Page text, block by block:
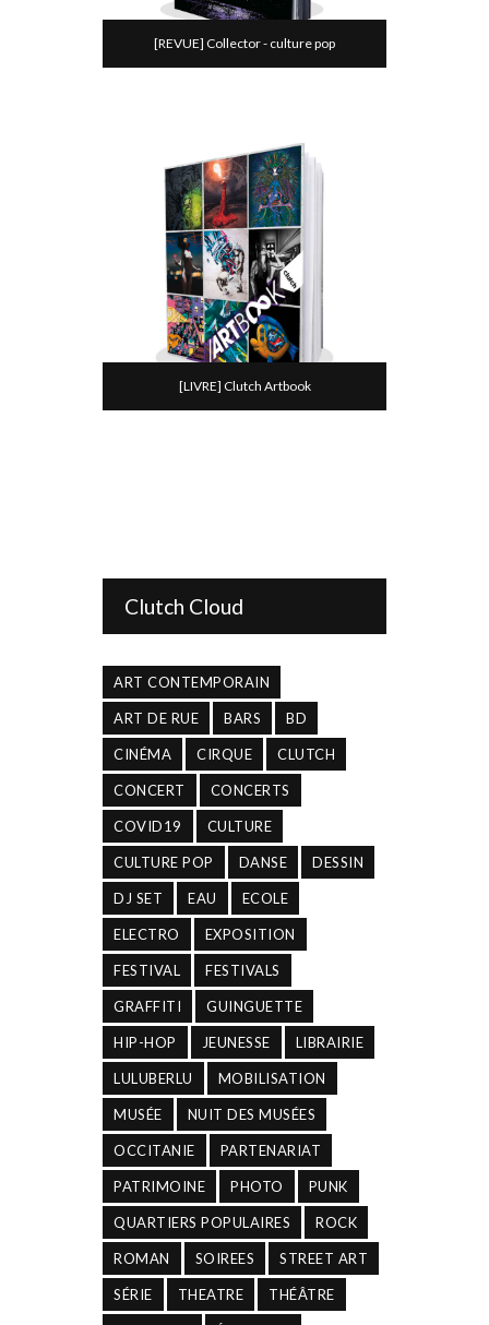
[REVUE] Collector - culture pop
[LIVRE] Clutch Artbook
Clutch Cloud
ART CONTEMPORAIN
ART DE RUE BARS BD
CINÉMA CIRQUE CLUTCH
CONCERT CONCERTS
COVID19 CULTURE
CULTURE POP DANSE DESSIN
DJ SET EAU ECOLE
ELECTRO EXPOSITION
FESTIVAL FESTIVALS
GRAFFITI GUINGUETTE
HIP-HOP JEUNESSE LIBRAIRIE
LULUBERLU MOBILISATION
MUSÉE NUIT DES MUSÉES
OCCITANIE PARTENARIAT
PATRIMOINE PHOTO PUNK
QUARTIERS POPULAIRES ROCK
ROMAN SOIREES STREET ART
SÉRIE THEATRE THÉÂTRE